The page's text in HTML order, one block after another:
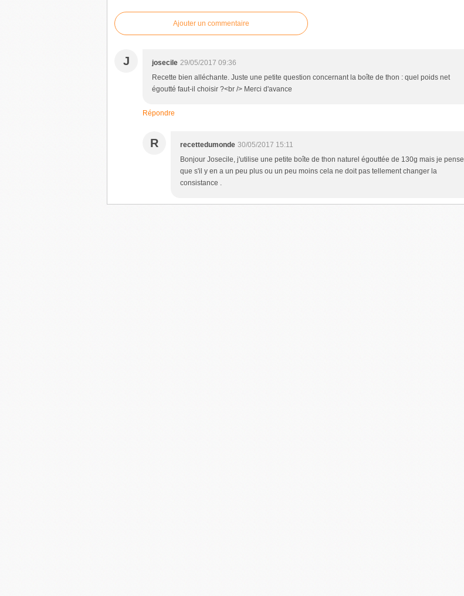
Ajouter un commentaire
J josecile 29/05/2017 09:36
Recette bien alléchante. Juste une petite question concernant la boîte de thon : quel poids net
égoutté faut-il choisir ?<br /> Merci d'avance
Répondre
R recettedumonde 30/05/2017 15:11
Bonjour Josecile, j'utilise une petite boîte de thon naturel égouttée de 130g mais je pense
que s'il y en a un peu plus ou un peu moins cela ne doit pas tellement changer la
consistance .